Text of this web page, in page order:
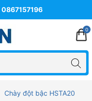
0867157196
0
Chày đột bậc HSTA20